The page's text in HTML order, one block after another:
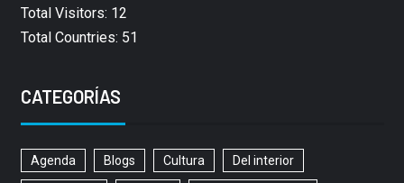
Total Visitors: 12
Total Countries: 51
CATEGORÍAS
Agenda Blogs Cultura Del interior